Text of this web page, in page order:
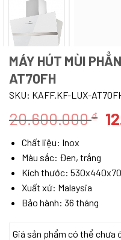
MÁY HÚT MÙI
AT70FH
SKU: KAFF.KF-LUX-
20.600.000₫
Chất liệu: Inox
Màu sắc: Đen, trắng
Kích thước:
Xuất xứ: Malaysia
Bảo hành: 36 tháng
Giá sản phẩm có thể chưa